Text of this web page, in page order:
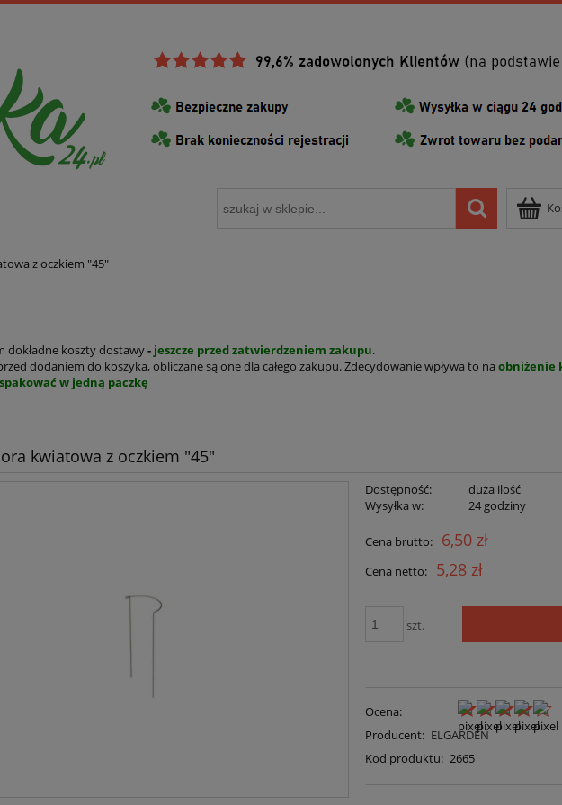
z oczkiem "45"
dokładne koszty dostawy- jeszcze przed zatwierdzeniem zakupu.
dodaniem do koszyka, obliczane są one dla całego zakupu. Zdecydowanie wpływa to na obniżenie
w jedną paczkę
kwiatowa z oczkiem "45"
Dostępność:
duża ilość
Wysyłka w:
24 godziny
Cena brutto: 6,50 zł
Cena netto: 5,28 zł
szt.
Ocena:
Producent: ELGARDEN
Kod produktu: 2665